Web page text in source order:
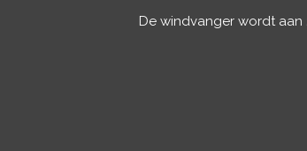
De windvanger wordt